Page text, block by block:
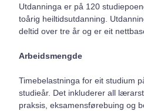
Utdanninga er på 120
toårig heiltidsutdanning.
deltid over tre år og er eit
Arbeidsmengde
Timebelastninga for eit studium
studieår. Det inkluderer all
praksis, eksamensførebuing og